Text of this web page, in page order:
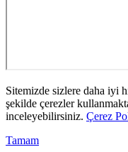
Sitemizde sizlere daha iyi
şekilde çerezler
inceleyebilirsiniz. Çerez
Tamam